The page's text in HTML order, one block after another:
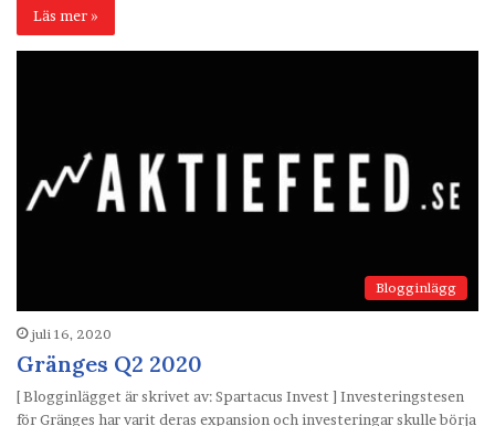
Läs mer »
Blogginlägg
juli 16, 2020
Gränges Q2 2020
[ Blogginlägget är skrivet av: Spartacus Invest ] Investeringstesen
för Gränges har varit deras expansion och investeringar skulle börja